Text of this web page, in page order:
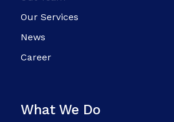
Our Services
News
Career
What We Do